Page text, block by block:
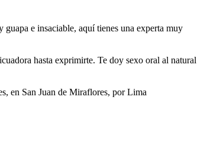
e insaciable, aquí tienes una experta muy
hasta exprimirte. Te doy sexo oral al natural
en San Juan de Miraflores, por Lima